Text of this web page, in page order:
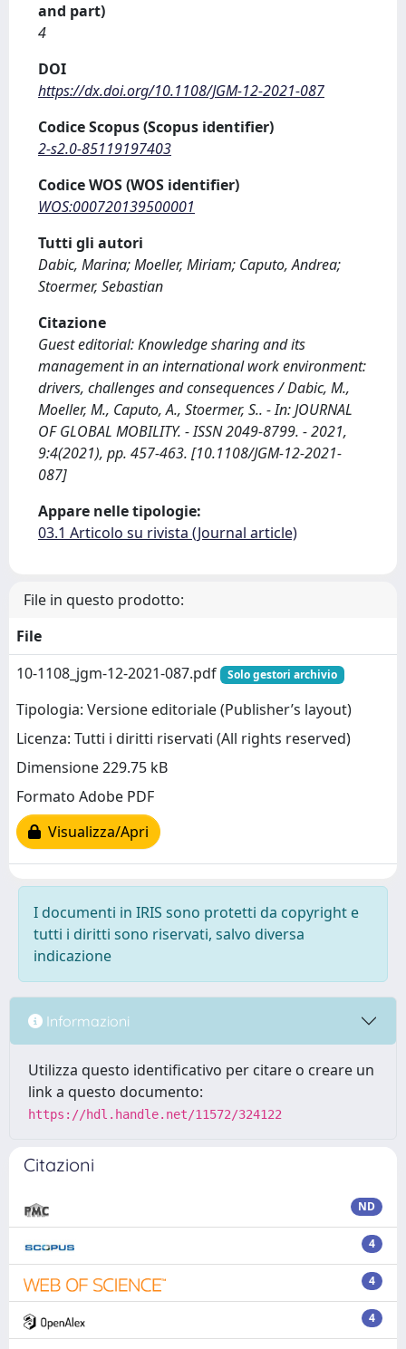
and part)
4
DOI
https://dx.doi.org/10.1108/JGM-12-2021-087
Codice Scopus (Scopus identifier)
2-s2.0-85119197403
Codice WOS (WOS identifier)
WOS:000720139500001
Tutti gli autori
Dabic, Marina; Moeller, Miriam; Caputo, Andrea;
Stoermer, Sebastian
Citazione
Guest editorial: Knowledge sharing and its
management in an international work environment:
drivers, challenges and consequences / Dabic, M.,
Moeller, M., Caputo, A., Stoermer, S.. - In: JOURNAL
OF GLOBAL MOBILITY. - ISSN 2049-8799. - 2021,
9:4(2021), pp. 457-463. [10.1108/JGM-12-2021-
087]
Appare nelle tipologie:
03.1 Articolo su rivista (Journal article)
File in questo prodotto:
File
10-1108_jgm-12-2021-087.pdf
Solo gestori archivio
Tipologia: Versione editoriale (Publisher’s layout)
Licenza: Tutti i diritti riservati (All rights reserved)
Dimensione 229.75 kB
Formato Adobe PDF
Visualizza/Apri
I documenti in IRIS sono protetti da copyright e
tutti i diritti sono riservati, salvo diversa
indicazione
Informazioni
Utilizza questo identificativo per citare o creare un
link a questo documento:
https://hdl.handle.net/11572/324122
Citazioni
ND
4
4
4